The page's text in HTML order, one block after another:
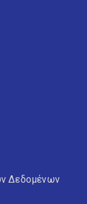
Δεδομένων